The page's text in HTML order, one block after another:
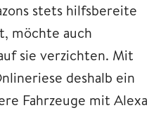
stets hilfsbereite
möchte auch
sie verzichten. Mit
deshalb ein
Fahrzeuge mit Alexa